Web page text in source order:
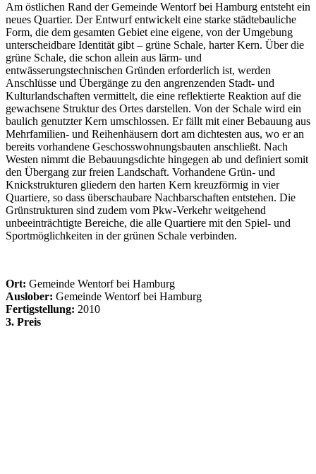
Am östlichen Rand der Gemeinde Wentorf bei Hamburg entsteht ein
neues Quartier. Der Entwurf entwickelt eine starke städtebauliche
Form, die dem gesamten Gebiet eine eigene, von der Umgebung
unterscheidbare Identität gibt – grüne Schale, harter Kern. Über die
grüne Schale, die schon allein aus lärm- und
entwässerungstechnischen Gründen erforderlich ist, werden
Anschlüsse und Übergänge zu den angrenzenden Stadt- und
Kulturlandschaften vermittelt, die eine reflektierte Reaktion auf die
gewachsene Struktur des Ortes darstellen. Von der Schale wird ein
baulich genutzter Kern umschlossen. Er fällt mit einer Bebauung aus
Mehrfamilien- und Reihenhäusern dort am dichtesten aus, wo er an
bereits vorhandene Geschosswohnungsbauten anschließt. Nach
Westen nimmt die Bebauungsdichte hingegen ab und definiert somit
den Übergang zur freien Landschaft. Vorhandene Grün- und
Knickstrukturen gliedern den harten Kern kreuzförmig in vier
Quartiere, so dass überschaubare Nachbarschaften entstehen. Die
Grünstrukturen sind zudem vom Pkw-Verkehr weitgehend
unbeeinträchtigte Bereiche, die alle Quartiere mit den Spiel- und
Sportmöglichkeiten in der grünen Schale verbinden.
Ort: Gemeinde Wentorf bei Hamburg
Auslober: Gemeinde Wentorf bei Hamburg
Fertigstellung: 2010
3. Preis